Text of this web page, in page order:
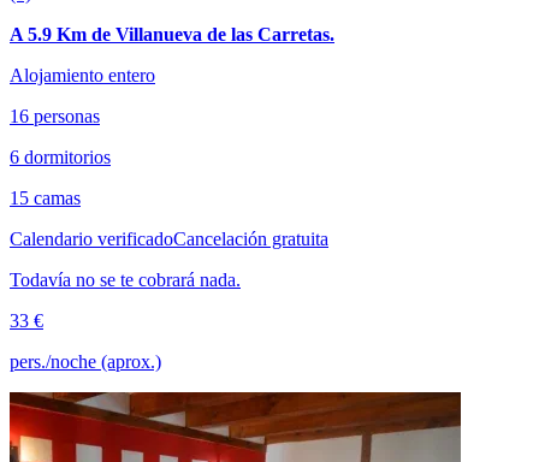
A 5.9 Km de Villanueva de las Carretas.
Alojamiento entero
16 personas
6 dormitorios
15 camas
Calendario verificadoCancelación gratuita
Todavía no se te cobrará nada.
33 €
pers./noche (aprox.)